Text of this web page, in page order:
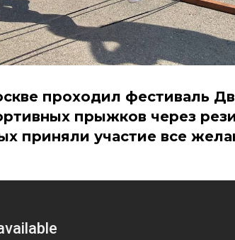
проходил фестиваль
прыжков через
приняли участие все